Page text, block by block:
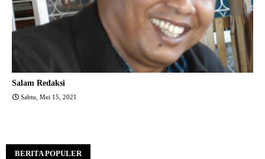
Salam Redaksi
Sabtu, Mei 15, 2021
BERITA POPULER